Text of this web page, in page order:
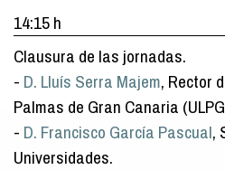
14:15 h
Clausura de las jornadas.
- D. Lluís Serra Majem, Rector
Palmas de Gran Canaria
- D. Francisco García Pascual,
Universidades.